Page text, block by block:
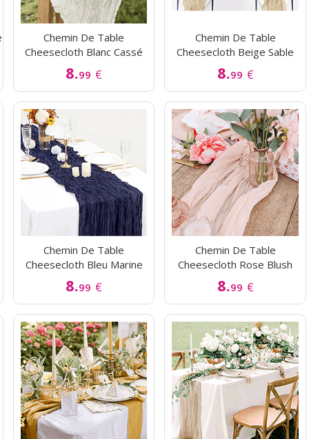
Chemin De Table
Cheesecloth Blanc Cassé
8.99 €
Chemin De Table
Cheesecloth Beige Sable
8.99 €
Chemin De Table
Cheesecloth Bleu Marine
8.99 €
Chemin De Table
Cheesecloth Rose Blush
8.99 €